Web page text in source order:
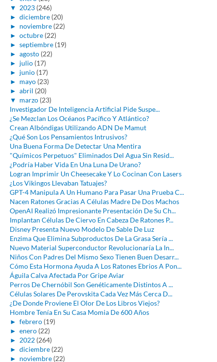
▼ 2023 (246)
► diciembre (20)
► noviembre (22)
► octubre (22)
► septiembre (19)
► agosto (22)
► julio (17)
► junio (17)
► mayo (23)
► abril (20)
▼ marzo (23)
Investigador De Inteligencia Artificial Pide Suspe...
¿Se Mezclan Los Océanos Pacífico Y Atlántico?
Crean Albóndigas Utilizando ADN De Mamut
¿Qué Son Los Pensamientos Intrusivos?
Una Buena Forma De Detectar Una Mentira
"Químicos Perpetuos" Eliminados Del Agua Sin Resid...
¿Podría Haber Vida En Una Luna De Urano?
Logran Imprimir Un Cheesecake Y Lo Cocinan Con Lasers
¿Los Vikingos Llevaban Tatuajes?
GPT-4 Manipula A Un Humano Para Pasar Una Prueba C...
Nacen Ratones Gracias A Células Madre De Dos Machos
OpenAI Realizó Impresionante Presentación De Su Ch...
Implantan Células De Ciervo En Cabeza De Ratones P...
Disney Presenta Nuevo Modelo De Sable De Luz
Enzima Que Elimina Subproductos De La Grasa Sería ...
Nuevo Material Superconductor Revolucionaría La In...
Niños Con Padres Del Mismo Sexo Tienen Buen Desarr...
Cómo Esta Hormona Ayuda A Los Ratones Ebrios A Pon...
Águila Calva Afectada Por Gripe Aviar
Perros De Chernóbil Son Genéticamente Distintos A ...
Células Solares De Perovskita Cada Vez Más Cerca D...
¿De Donde Proviene El Olor De Los Libros Viejos?
Hombre Tenía En Su Casa Momia De 600 Años
► febrero (19)
► enero (22)
► 2022 (264)
► diciembre (22)
► noviembre (22)